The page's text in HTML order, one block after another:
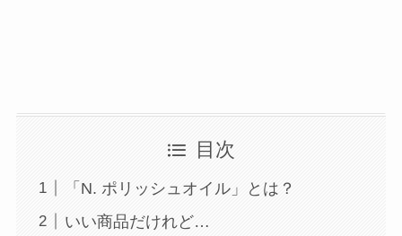
目次
「N. ポリッシュオイル」とは？
いい商品だけれど…